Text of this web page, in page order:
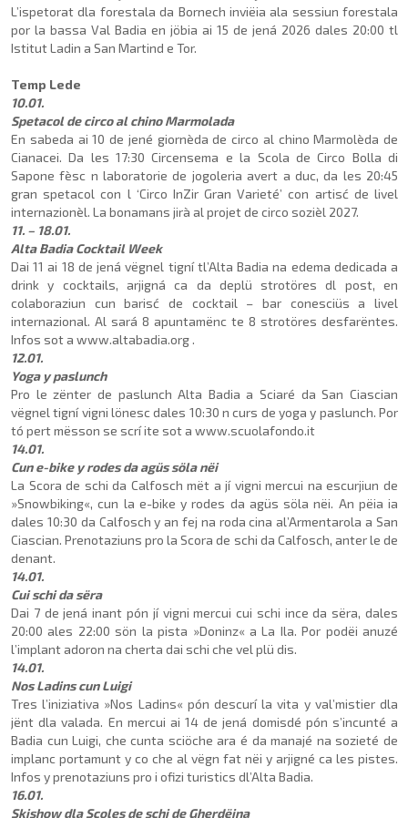
L’ispetorat dla forestala da Bornech inviëia ala sessiun forestala
por la bassa Val Badia en jöbia ai 15 de jená 2026 dales 20:00 tl
Istitut Ladin a San Martind e Tor.
Temp Lede
10.01.
Spetacol de circo al chino Marmolada
En sabeda ai 10 de jené gior­nèda de circo al chino Marmo­lèda de
Cianacei. Da les 17:30 Circensema e la Scola de Circo Bolla di
Sapone fèsc n labo­ratorie de jogoleria avert a duc, da les 20:45
gran spe­tacol con l ‘Circo InZir Gran Varieté’ con artisć de livel
internazionèl. La bonamans jirà al projet de circo sozièl 2027.
11. – 18.01.
Alta Badia Cocktail Week
Dai 11 ai 18 de jená vëgnel tigní tl’Alta Badia na edema dedicada a
drink y cocktails, arjigná ca da deplü strotöres dl post, en
colaboraziun cun barisć de cocktail – bar cone­sciüs a livel
internazional. Al sará 8 apuntamënc te 8 stro­töres desfarëntes.
Infos sot a www.altabadia.org .
12.01.
Yoga y paslunch
Pro le zënter de paslunch Alta Badia a Sciaré da San Ciascian
vëgnel tigní vigni lönesc dales 10:30 n curs de yoga y pas­lunch. Por
tó pert mësson se scrí ite sot a www.scuolafondo.it
14.01.
Cun e-bike y rodes da agüs söla nëi
La Scora de schi da Calfosch mët a jí vigni mercui na escur­jiun de
»Snowbiking«, cun la e-bike y rodes da agüs söla nëi. An pëia ia
dales 10:30 da Calfosch y an fej na roda cina al’Armentarola a San
Ciascian. Prenotaziuns pro la Scora de schi da Calfosch, anter le de
denant.
14.01.
Cui schi da sëra
Dai 7 de jená inant pón jí vigni mercui cui schi ince da sëra, dales
20:00 ales 22:00 sön la pista »Doninz« a La Ila. Por podëi anuzé
l’implant adoron na cherta dai schi che vel plü dis.
14.01.
Nos Ladins cun Luigi
Tres l’iniziativa »Nos Ladins« pón descurí la vita y val’mistier dla
jënt dla valada. En mercui ai 14 de jená domisdé pón s’incunté a
Badia cun Luigi, che cunta sciöche ara é da manajé na sozieté de
implanc portamunt y co che al vëgn fat nëi y arjigné ca les pistes.
Infos y prenotaziuns pro i ofizi turistics dl’Alta Badia.
16.01.
Skishow dla Scoles de schi de Gherdëina